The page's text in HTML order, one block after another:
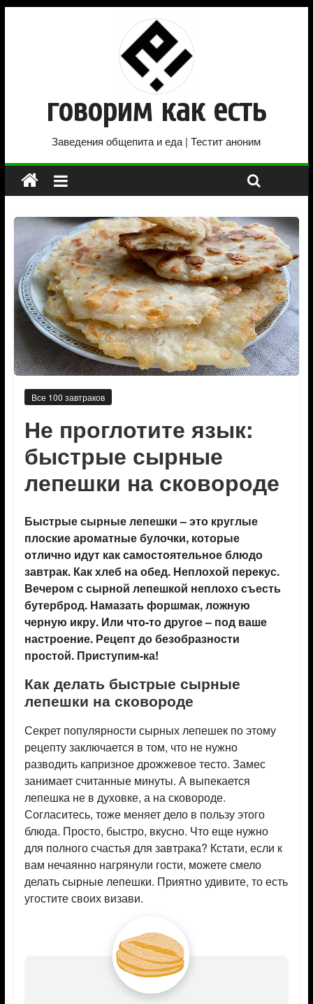
говорим как есть
Заведения общепита и еда | Тестит аноним
Все 100 завтраков
Не проглотите язык:
быстрые сырные
лепешки на сковороде
Быстрые сырные лепешки – это круглые
плоские ароматные булочки, которые
отлично идут как самостоятельное блюдо
завтрак. Как хлеб на обед. Неплохой перекус.
Вечером с сырной лепешкой неплохо съесть
бутерброд. Намазать форшмак, ложную
черную икру. Или что-то другое – под ваше
настроение. Рецепт до безобразности
простой. Приступим-ка!
Как делать быстрые сырные
лепешки на сковороде
Секрет популярности сырных лепешек по этому
рецепту заключается в том, что не нужно
разводить капризное дрожжевое тесто. Замес
занимает считанные минуты. А выпекается
лепешка не в духовке, а на сковороде.
Согласитесь, тоже меняет дело в пользу этого
блюда. Просто, быстро, вкусно. Что еще нужно
для полного счастья для завтрака? Кстати, если к
вам нечаянно нагрянули гости, можете смело
делать сырные лепешки. Приятно удивите, то есть
угостите своих визави.